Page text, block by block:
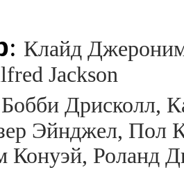
: Клайд
Jackson
Бобби Дрисколл,
Эйнджел, Пол
Конуэй, Роланд